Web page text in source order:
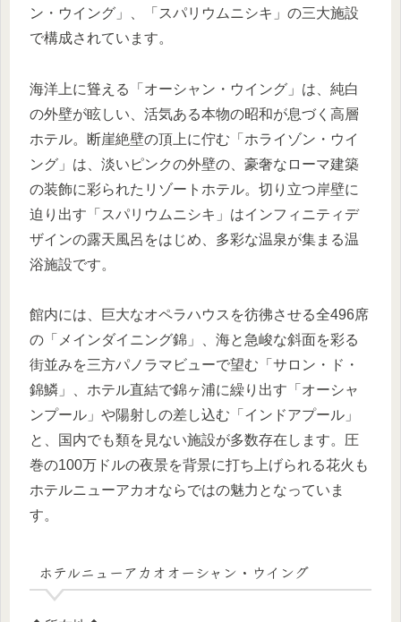
ン・ウイング」、「スパリウムニシキ」の三大施設
で構成されています。
海洋上に聳える「オーシャン・ウイング」は、純白
の外壁が眩しい、活気ある本物の昭和が息づく高層
ホテル。断崖絶壁の頂上に佇む「ホライゾン・ウイ
ング」は、淡いピンクの外壁の、豪奢なローマ建築
の装飾に彩られたリゾートホテル。切り立つ岸壁に
迫り出す「スパリウムニシキ」はインフィニティデ
ザインの露天風呂をはじめ、多彩な温泉が集まる温
浴施設です。
館内には、巨大なオペラハウスを彷彿させる全496席
の「メインダイニング錦」、海と急峻な斜面を彩る
街並みを三方パノラマビューで望む「サロン・ド・
錦鱗」、ホテル直結で錦ヶ浦に繰り出す「オーシャ
ンプール」や陽射しの差し込む「インドアプール」
と、国内でも類を見ない施設が多数存在します。圧
巻の100万ドルの夜景を背景に打ち上げられる花火も
ホテルニューアカオならではの魅力となっていま
す。
ホテルニューアカオオーシャン・ウイング